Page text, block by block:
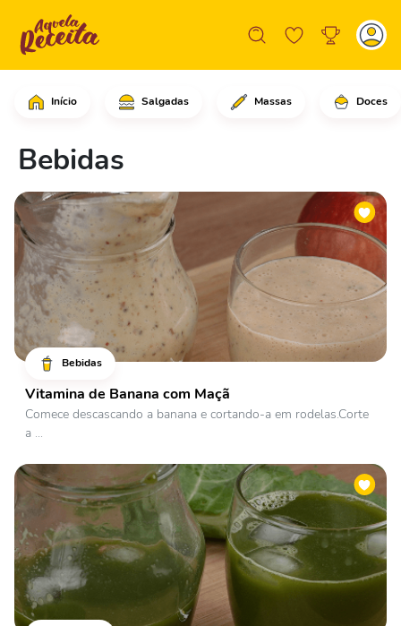
Início Salgadas Massas Doces
Bebidas
Bebidas
Vitamina de Banana com Maçã
Comece descascando a banana e cortando-a em rodelas.Corte
a ...